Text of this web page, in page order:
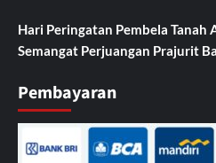
Hari Peringatan Pembela Tanah
Semangat Perjuangan Prajurit
Pembayaran